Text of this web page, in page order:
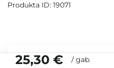
25,30 € / gab.
Produkta ID: 19071